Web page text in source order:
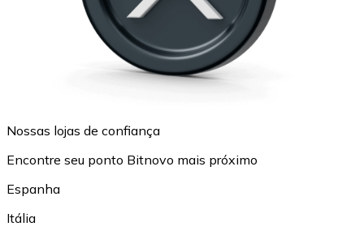
Nossas lojas de confiança
Encontre seu ponto Bitnovo mais próximo
Espanha
Itália